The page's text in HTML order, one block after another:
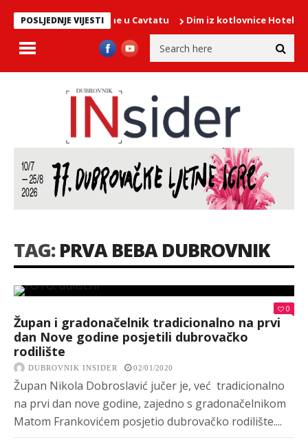
POSLJEDNJE VIJESTI
Gospe Snježne u Cavtatu Dim iz kotlovnice Hotela
TAG:PRVA BEBA DUBROVNIK
0
Župan i gradonačelnik tradicionalno na prvi
dan Nove godine posjetili dubrovačko
rodilište
DUBROVNIK INSIDER 02/01/2020
Župan Nikola Dobroslavić jučer je, već tradicionalno
na prvi dan nove godine, zajedno s gradonačelnikom
Matom Frankovićem posjetio dubrovačko rodilište....